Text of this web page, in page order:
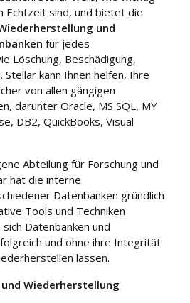
Echtzeit sind, und bietet die
und
für jedes
Löschung, Beschädigung,
Stellar kann Ihnen helfen, Ihre
von allen gängigen
darunter Oracle, MS SQL, MY
DB2, QuickBooks, Visual
Abteilung für Forschung und
hat die interne
Datenbanken gründlich
Tools und Techniken
Datenbanken und
und ohne ihre Integrität
lassen.
Wiederherstellung